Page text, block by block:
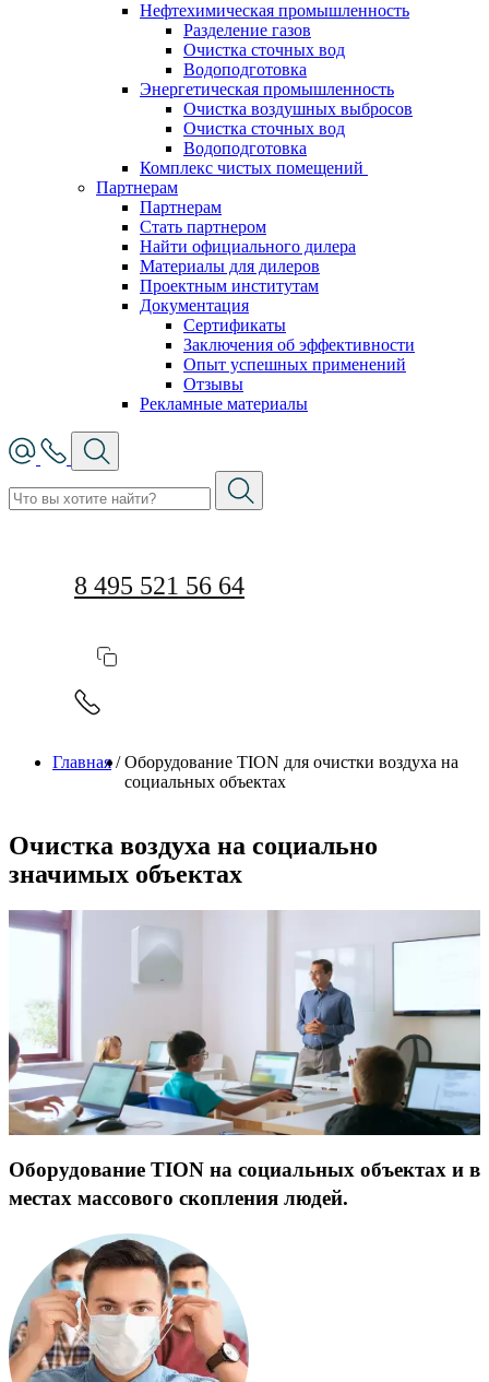
Нефтехимическая промышленность
Разделение газов
Очистка сточных вод
Водоподготовка
Энергетическая промышленность
Очистка воздушных выбросов
Очистка сточных вод
Водоподготовка
Комплекс чистых помещений
Партнерам
Партнерам
Стать партнером
Найти официального дилера
Материалы для дилеров
Проектным институтам
Документация
Сертификаты
Заключения об эффективности
Опыт успешных применений
Отзывы
Рекламные материалы
8 495 521 56 64
Главная/Оборудование TION для очистки воздуха на
социальных объектах
Очистка воздуха на социально
значимых объектах
Оборудование TION на социальных объектах и в
местах массового скопления людей.